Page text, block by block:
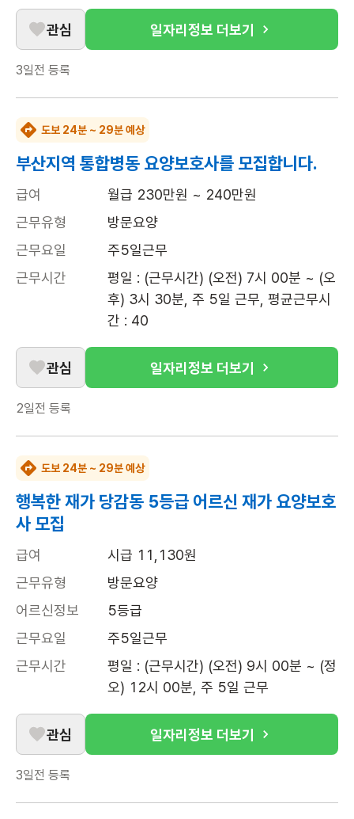
관심 일자리정보 더보기
3일전 등록
도보 24분 ~ 29분 예상
부산지역 통합병동 요양보호사를 모집합니다.
급여
월급 230만원 ~ 240만원
근무유형
방문요양
근무요일
주5일근무
근무시간
평일 : (근무시간) (오전) 7시 00분 ~ (오
후) 3시 30분, 주 5일 근무, 평균근무시
간 : 40
관심 일자리정보 더보기
2일전 등록
도보 24분 ~ 29분 예상
행복한 재가 당감동 5등급 어르신 재가 요양보호
사 모집
급여
시급 11,130원
근무유형
방문요양
어르신정보
5등급
근무요일
주5일근무
근무시간
평일 : (근무시간) (오전) 9시 00분 ~ (정
오) 12시 00분, 주 5일 근무
관심 일자리정보 더보기
3일전 등록